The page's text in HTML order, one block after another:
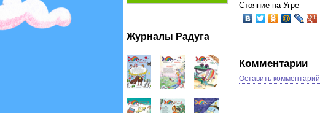
Журналы Радуга
Стояние на Угре
Комментарии
Оставить комментарий